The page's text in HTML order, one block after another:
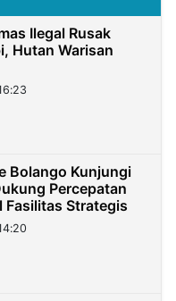
Ilegal Rusak
Hutan Warisan
Bolango Kunjungi
Percepatan
Fasilitas Strategis